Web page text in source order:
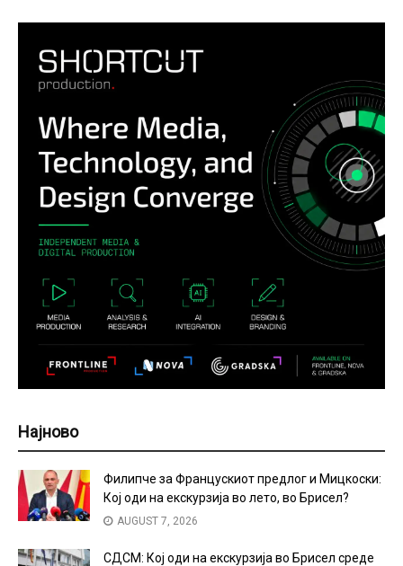
Најново
Филипче за Францускиот предлог и Мицкоски:
Кој оди на екскурзија во лето, во Брисел?
AUGUST 7, 2026
СДСМ: Кој оди на екскурзија во Брисел среде